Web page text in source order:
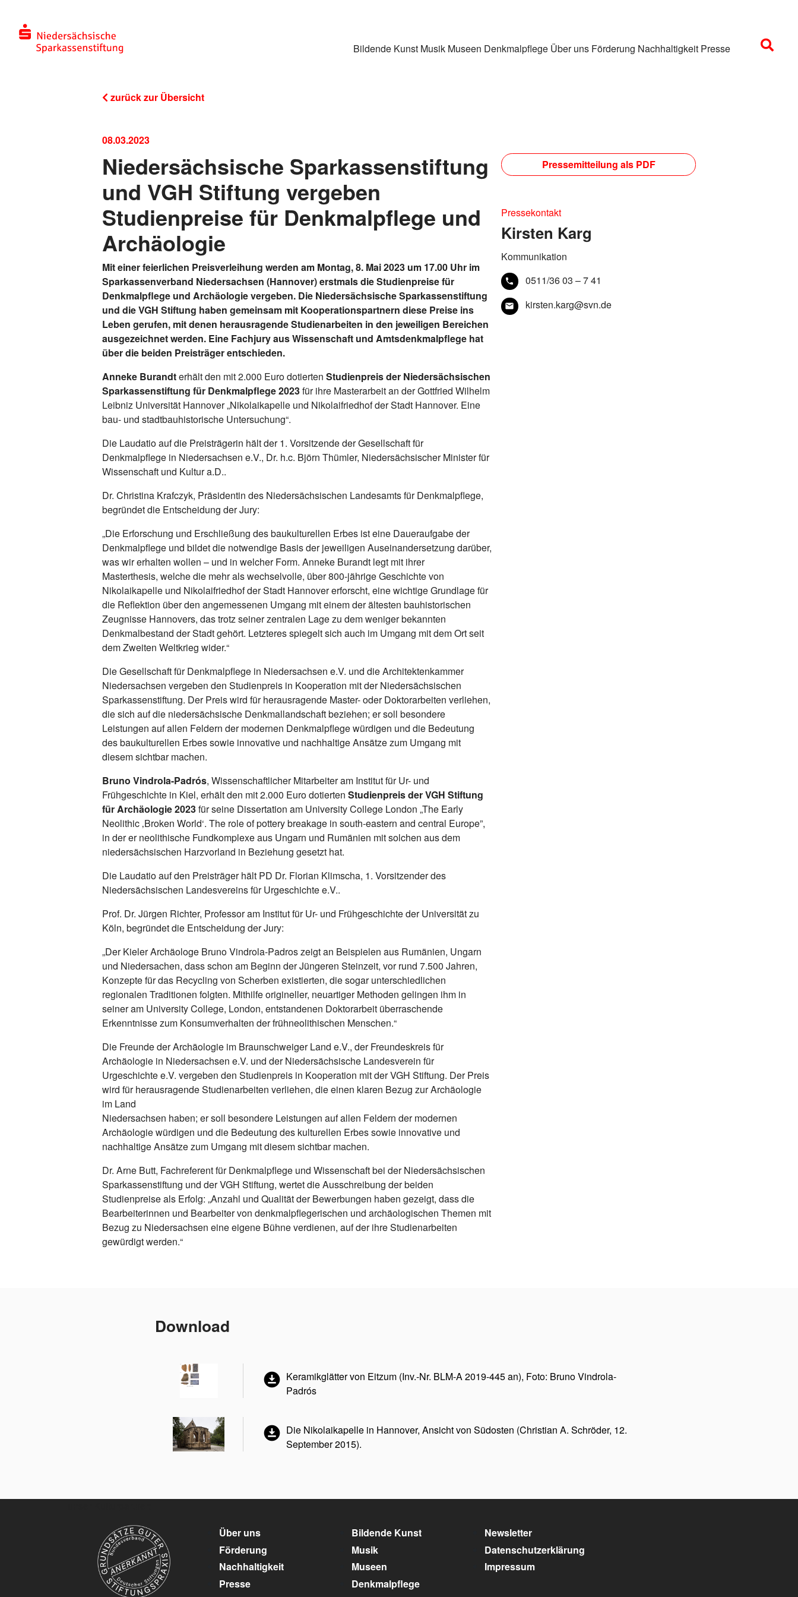
Bildende Kunst Musik Museen Denkmalpflege Über uns Förderung Nachhaltigkeit Presse
zurück zur Übersicht
08.03.2023
Niedersächsische Sparkassenstiftung
und VGH Stiftung vergeben
Studienpreise für Denkmalpflege und
Archäologie
Mit einer feierlichen Preisverleihung werden am Montag, 8. Mai 2023 um 17.00 Uhr im
Sparkassenverband Niedersachsen (Hannover) erstmals die Studienpreise für
Denkmalpflege und Archäologie vergeben. Die Niedersächsische Sparkassenstiftung
und die VGH Stiftung haben gemeinsam mit Kooperationspartnern diese Preise ins
Leben gerufen, mit denen herausragende Studienarbeiten in den jeweiligen Bereichen
ausgezeichnet werden. Eine Fachjury aus Wissenschaft und Amtsdenkmalpflege hat
über die beiden Preisträger entschieden.
Anneke Burandterhält den mit 2.000 Euro dotierten Studienpreis der Niedersächsischen
Sparkassenstiftung für Denkmalpflege 2023für ihre Masterarbeit an der Gottfried Wilhelm
Leibniz Universität Hannover „Nikolaikapelle und Nikolaifriedhof der Stadt Hannover. Eine
bau- und stadtbauhistorische Untersuchung“.
Die Laudatio auf die Preisträgerin hält der 1. Vorsitzende der Gesellschaft für
Denkmalpflege in Niedersachsen e.V., Dr. h.c. Björn Thümler, Niedersächsischer Minister für
Wissenschaft und Kultur a.D..
Dr. Christina Krafczyk, Präsidentin des Niedersächsischen Landesamts für Denkmalpflege,
begründet die Entscheidung der Jury:
„Die Erforschung und Erschließung des baukulturellen Erbes ist eine Daueraufgabe der
Denkmalpflege und bildet die notwendige Basis der jeweiligen Auseinandersetzung darüber,
was wir erhalten wollen – und in welcher Form. Anneke Burandt legt mit ihrer
Masterthesis, welche die mehr als wechselvolle, über 800-jährige Geschichte von
Nikolaikapelle und Nikolaifriedhof der Stadt Hannover erforscht, eine wichtige Grundlage für
die Reflektion über den angemessenen Umgang mit einem der ältesten bauhistorischen
Zeugnisse Hannovers, das trotz seiner zentralen Lage zu dem weniger bekannten
Denkmalbestand der Stadt gehört. Letzteres spiegelt sich auch im Umgang mit dem Ort seit
dem Zweiten Weltkrieg wider.“
Die Gesellschaft für Denkmalpflege in Niedersachsen e.V. und die Architektenkammer
Niedersachsen vergeben den Studienpreis in Kooperation mit der Niedersächsischen
Sparkassenstiftung. Der Preis wird für herausragende Master- oder Doktorarbeiten verliehen,
die sich auf die niedersächsische Denkmallandschaft beziehen; er soll besondere
Leistungen auf allen Feldern der modernen Denkmalpflege würdigen und die Bedeutung
des baukulturellen Erbes sowie innovative und nachhaltige Ansätze zum Umgang mit
diesem sichtbar machen.
Bruno Vindrola-Padrós, Wissenschaftlicher Mitarbeiter am Institut für Ur- und
Frühgeschichte in Kiel, erhält den mit 2.000 Euro dotierten Studienpreis der VGH Stiftung
für Archäologie 2023für seine Dissertation am University College London „The Early
Neolithic ‚Broken World‘. The role of pottery breakage in south-eastern and central Europe”,
in der er neolithische Fundkomplexe aus Ungarn und Rumänien mit solchen aus dem
niedersächsischen Harzvorland in Beziehung gesetzt hat.
Die Laudatio auf den Preisträger hält PD Dr. Florian Klimscha, 1. Vorsitzender des
Niedersächsischen Landesvereins für Urgeschichte e.V..
Prof. Dr. Jürgen Richter, Professor am Institut für Ur- und Frühgeschichte der Universität zu
Köln, begründet die Entscheidung der Jury:
„Der Kieler Archäologe Bruno Vindrola-Padros zeigt an Beispielen aus Rumänien, Ungarn
und Niedersachen, dass schon am Beginn der Jüngeren Steinzeit, vor rund 7.500 Jahren,
Konzepte für das Recycling von Scherben existierten, die sogar unterschiedlichen
regionalen Traditionen folgten. Mithilfe origineller, neuartiger Methoden gelingen ihm in
seiner am University College, London, entstandenen Doktorarbeit überraschende
Erkenntnisse zum Konsumverhalten der frühneolithischen Menschen.“
Die Freunde der Archäologie im Braunschweiger Land e.V., der Freundeskreis für
Archäologie in Niedersachsen e.V. und der Niedersächsische Landesverein für
Urgeschichte e.V. vergeben den Studienpreis in Kooperation mit der VGH Stiftung. Der Preis
wird für herausragende Studienarbeiten verliehen, die einen klaren Bezug zur Archäologie
im Land
Niedersachsen haben; er soll besondere Leistungen auf allen Feldern der modernen
Archäologie würdigen und die Bedeutung des kulturellen Erbes sowie innovative und
nachhaltige Ansätze zum Umgang mit diesem sichtbar machen.
Dr. Arne Butt, Fachreferent für Denkmalpflege und Wissenschaft bei der Niedersächsischen
Sparkassenstiftung und der VGH Stiftung, wertet die Ausschreibung der beiden
Studienpreise als Erfolg: „Anzahl und Qualität der Bewerbungen haben gezeigt, dass die
Bearbeiterinnen und Bearbeiter von denkmalpflegerischen und archäologischen Themen mit
Bezug zu Niedersachsen eine eigene Bühne verdienen, auf der ihre Studienarbeiten
gewürdigt werden.“
Pressemitteilung als PDF
Pressekontakt
Kirsten Karg
Kommunikation
0511/36 03 – 7 41
kirsten.karg@svn.de
Download
Keramikglätter von Eitzum (Inv.-Nr. BLM-A 2019-445 an), Foto: Bruno Vindrola-
Padrós
Die Nikolaikapelle in Hannover, Ansicht von Südosten (Christian A. Schröder, 12.
September 2015).
Über uns
Förderung
Nachhaltigkeit
Presse
Bildende Kunst
Musik
Museen
Denkmalpflege
Newsletter
Datenschutzerklärung
Impressum